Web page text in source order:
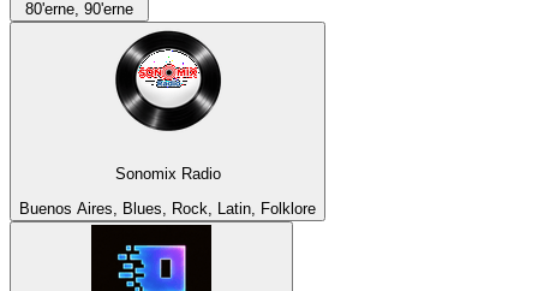
80'erne, 90'erne
Sonomix Radio
Buenos Aires, Blues, Rock, Latin, Folklore